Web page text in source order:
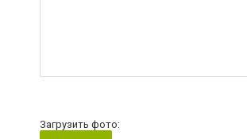
Загрузить фото: